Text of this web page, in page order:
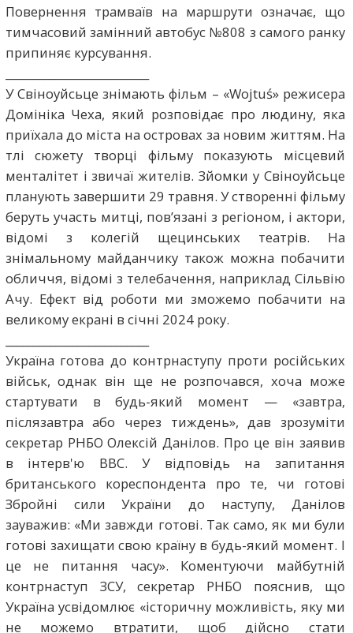
Повернення трамваїв на маршрути означає, що
тимчасовий замінний автобус №808 з самого ранку
припиняє курсування.
У Свіноуйсьце знімають фільм – «Wojtuś» режисера
Домініка Чеха, який розповідає про людину, яка
приїхала до міста на островах за новим життям. На
тлі сюжету творці фільму показують місцевий
менталітет і звичаї жителів. Зйомки у Свіноуйсьце
планують завершити 29 травня. У створенні фільму
беруть участь митці, пов’язані з регіоном, і актори,
відомі з колегій щецинських театрів. На
знімальному майданчику також можна побачити
обличчя, відомі з телебачення, наприклад Сільвію
Ачу. Ефект від роботи ми зможемо побачити на
великому екрані в січні 2024 року.
Україна готова до контрнаступу проти російських
військ, однак він ще не розпочався, хоча може
стартувати в будь-який момент — «завтра,
післязавтра або через тиждень», дав зрозуміти
секретар РНБО Олексій Данілов. Про це він заявив
в інтерв'ю ВВС. У відповідь на запитання
британського кореспондента про те, чи готові
Збройні сили України до наступу, Данілов
зауважив: «Ми завжди готові. Так само, як ми були
готові захищати свою країну в будь-який момент. І
це не питання часу». Коментуючи майбутній
контрнаступ ЗСУ, секретар РНБО пояснив, що
Україна усвідомлює «історичну можливість, яку ми
не можемо втратити, щоб дійсно стати